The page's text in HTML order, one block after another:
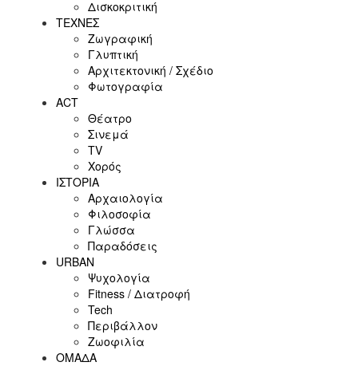
Δισκοκριτική
ΤΕΧΝΕΣ
Ζωγραφική
Γλυπτική
Αρχιτεκτονική / Σχέδιο
Φωτογραφία
ACT
Θέατρο
Σινεμά
ΤV
Χορός
ΙΣΤΟΡΙΑ
Αρχαιολογία
Φιλοσοφία
Γλώσσα
Παραδόσεις
URBAN
Ψυχολογία
Fitness / Διατροφή
Tech
Περιβάλλον
Ζωοφιλία
ΟΜΑΔΑ